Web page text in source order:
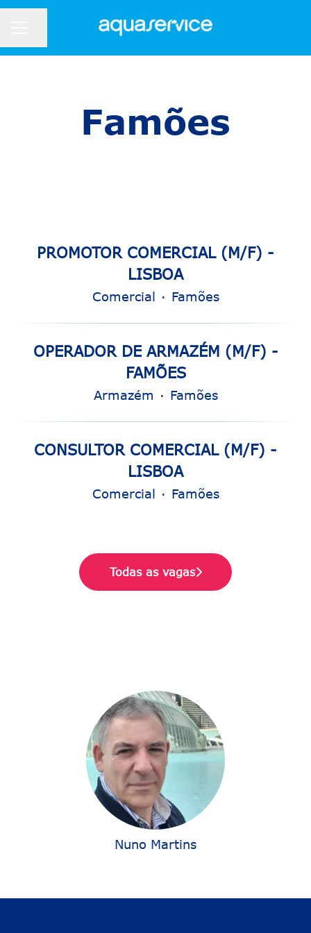
Menu de carreiras
Partilhar página
Famões
PROMOTOR COMERCIAL (M/F) -
LISBOA
Comercial · Famões
OPERADOR DE ARMAZÉM (M/F) -
FAMÕES
Armazém · Famões
CONSULTOR COMERCIAL (M/F) -
LISBOA
Comercial · Famões
Todas as vagas
Nuno Martins